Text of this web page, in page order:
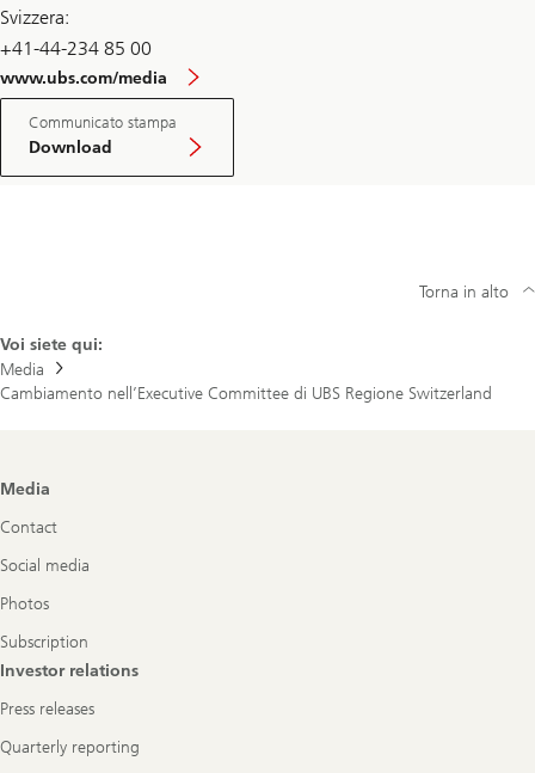
Svizzera:
+41-44-234 85 00
www.ubs.com/media
Communicato stampa
Download
Voi siete qui:
Media
Cambiamento nell’Executive Committee di UBS Regione Switzerland
Torna in alto
Footer
Media
Contact
Social media
Photos
Subscription
Investor relations
Press releases
Quarterly reporting